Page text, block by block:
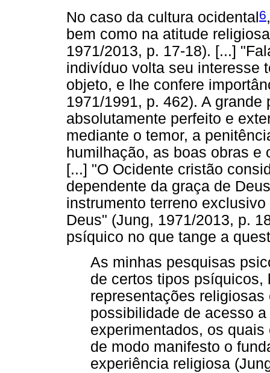
No caso da cultura ocidental 6
bem como na atitude
1971/2013, p. 17-18). [...]
indivíduo volta seu interesse
objeto, e lhe confere
1971/1991, p. 462). A
absolutamente perfeito e
mediante o temor, a
humilhação, as boas obras e
[...] "O Ocidente cristão
dependente da graça de
instrumento terreno
Deus" (Jung, 1971/2013, p.
psíquico no que tange a
As minhas pesquisas
de certos tipos psíquicos,
representações
possibilidade de acesso
experimentados, os
de modo manifesto o
experiência religiosa